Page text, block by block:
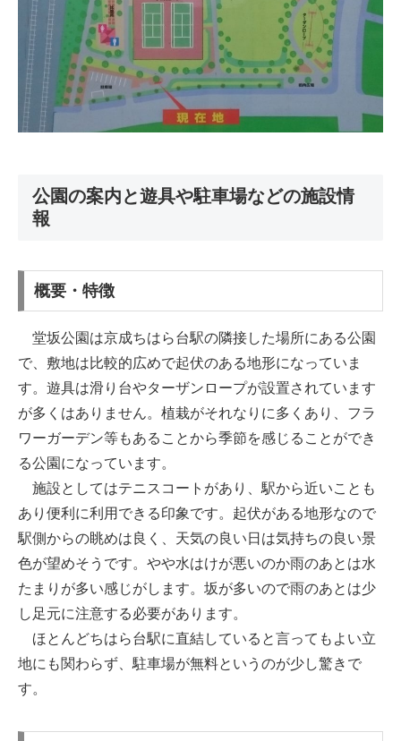
公園の案内と遊具や駐車場などの施設情
報
概要・特徴
堂坂公園は京成ちはら台駅の隣接した場所にある公園
で、敷地は比較的広めで起伏のある地形になっていま
す。遊具は滑り台やターザンロープが設置されています
が多くはありません。植栽がそれなりに多くあり、フラ
ワーガーデン等もあることから季節を感じることができ
る公園になっています。
施設としてはテニスコートがあり、駅から近いことも
あり便利に利用できる印象です。起伏がある地形なので
駅側からの眺めは良く、天気の良い日は気持ちの良い景
色が望めそうです。やや水はけが悪いのか雨のあとは水
たまりが多い感じがします。坂が多いので雨のあとは少
し足元に注意する必要があります。
ほとんどちはら台駅に直結していると言ってもよい立
地にも関わらず、駐車場が無料というのが少し驚きで
す。